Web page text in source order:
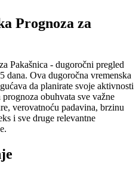
Prognoza za
Pakašnica - dugoročni pregled
dana. Ova dugoročna vremenska
da planirate svoje aktivnosti
obuhvata sve važne
verovatnoću padavina, brzinu
i sve druge relevantne